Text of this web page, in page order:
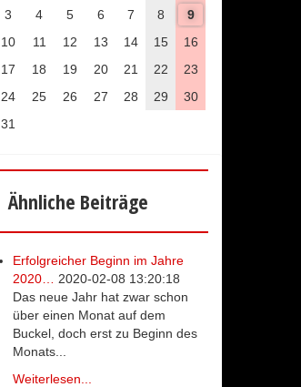
3
4 5 6 7 8
9
10
11 12 13 14 15
16
17
18 19 20 21 22
23
24
25 26 27 28 29
30
31
Ähnliche Beiträge
Erfolgreicher Beginn im Jahre
2020…
2020-02-08 13:20:18
Das neue Jahr hat zwar schon
über einen Monat auf dem
Buckel, doch erst zu Beginn des
Monats...
Weiterlesen...